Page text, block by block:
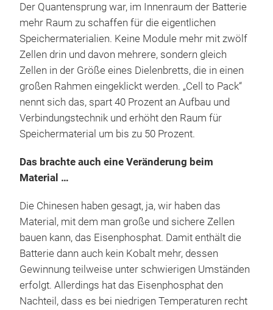
Der Quantensprung war, im Innenraum der Batterie
mehr Raum zu schaffen für die eigentlichen
Speichermaterialien. Keine Module mehr mit zwölf
Zellen drin und davon mehrere, sondern gleich
Zellen in der Größe eines Dielenbretts, die in einen
großen Rahmen eingeklickt werden. „Cell to Pack“
nennt sich das, spart 40 Prozent an Aufbau und
Verbindungstechnik und erhöht den Raum für
Speichermaterial um bis zu 50 Prozent.
Das brachte auch eine Veränderung beim
Material …
Die Chinesen haben gesagt, ja, wir haben das
Material, mit dem man große und sichere Zellen
bauen kann, das Eisenphosphat. Damit enthält die
Batterie dann auch kein Kobalt mehr, dessen
Gewinnung teilweise unter schwierigen Umständen
erfolgt. Allerdings hat das Eisenphosphat den
Nachteil, dass es bei niedrigen Temperaturen recht